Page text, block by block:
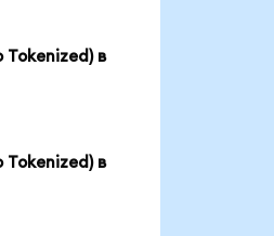
в
в